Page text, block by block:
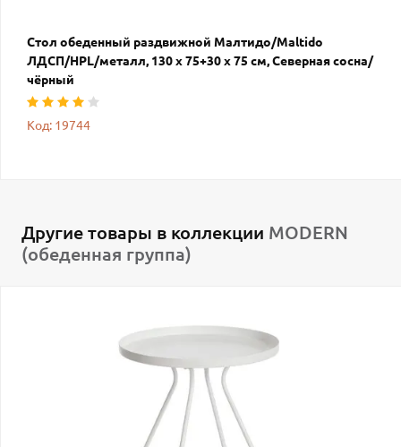
Стол обеденный раздвижной Малтидо/Maltido
ЛДСП/HPL/металл, 130 х 75+30 х 75 см, Северная сосна/
чёрный
Код: 19744
Другие товары в коллекции MODERN
(обеденная группа)